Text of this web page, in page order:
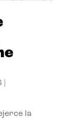
la